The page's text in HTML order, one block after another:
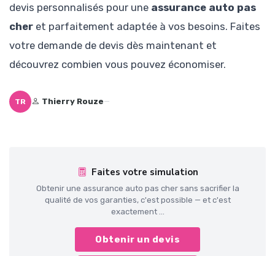
devis personnalisés pour une assurance auto pas
cher et parfaitement adaptée à vos besoins. Faites
votre demande de devis dès maintenant et
découvrez combien vous pouvez économiser.
TR Thierry Rouze—
Faites votre simulation
Obtenir une assurance auto pas cher sans sacrifier la
qualité de vos garanties, c'est possible — et c'est
exactement ...
Obtenir un devis